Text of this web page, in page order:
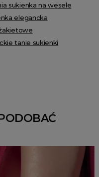
sukienka na wesele
elegancka
tanie sukienki